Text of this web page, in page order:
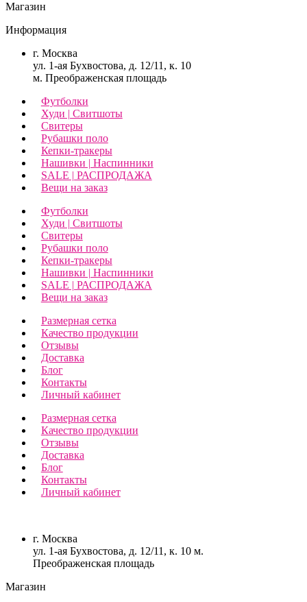
Магазин
Информация
г. Москва
ул. 1-ая Бухвостова, д. 12/11, к. 10
м. Преображенская площадь
Футболки
Худи | Свитшоты
Свитеры
Рубашки поло
Кепки-тракеры
Нашивки | Наспинники
SALE | РАСПРОДАЖА
Вещи на заказ
Футболки
Худи | Свитшоты
Свитеры
Рубашки поло
Кепки-тракеры
Нашивки | Наспинники
SALE | РАСПРОДАЖА
Вещи на заказ
Размерная сетка
Качество продукции
Отзывы
Доставка
Блог
Контакты
Личный кабинет
Размерная сетка
Качество продукции
Отзывы
Доставка
Блог
Контакты
Личный кабинет
г. Москва
ул. 1-ая Бухвостова, д. 12/11, к. 10 м.
Преображенская площадь
Магазин